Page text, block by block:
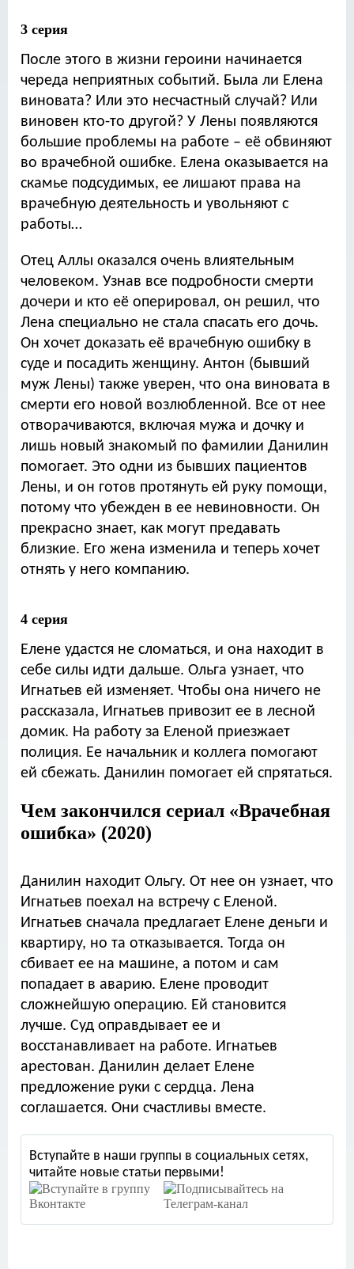
3 серия
После этого в жизни героини начинается
череда неприятных событий. Была ли Елена
виновата? Или это несчастный случай? Или
виновен кто-то другой? У Лены появляются
большие проблемы на работе – её обвиняют
во врачебной ошибке. Елена оказывается на
скамье подсудимых, ее лишают права на
врачебную деятельность и увольняют с
работы…
Отец Аллы оказался очень влиятельным
человеком. Узнав все подробности смерти
дочери и кто её оперировал, он решил, что
Лена специально не стала спасать его дочь.
Он хочет доказать её врачебную ошибку в
суде и посадить женщину. Антон (бывший
муж Лены) также уверен, что она виновата в
смерти его новой возлюбленной. Все от нее
отворачиваются, включая мужа и дочку и
лишь новый знакомый по фамилии Данилин
помогает. Это одни из бывших пациентов
Лены, и он готов протянуть ей руку помощи,
потому что убежден в ее невиновности. Он
прекрасно знает, как могут предавать
близкие. Его жена изменила и теперь хочет
отнять у него компанию.
4 серия
Елене удастся не сломаться, и она находит в
себе силы идти дальше. Ольга узнает, что
Игнатьев ей изменяет. Чтобы она ничего не
рассказала, Игнатьев привозит ее в лесной
домик. На работу за Еленой приезжает
полиция. Ее начальник и коллега помогают
ей сбежать. Данилин помогает ей спрятаться.
Чем закончился сериал «Врачебная
ошибка» (2020)
Данилин находит Ольгу. От нее он узнает, что
Игнатьев поехал на встречу с Еленой.
Игнатьев сначала предлагает Елене деньги и
квартиру, но та отказывается. Тогда он
сбивает ее на машине, а потом и сам
попадает в аварию. Елене проводит
сложнейшую операцию. Ей становится
лучше. Суд оправдывает ее и
восстанавливает на работе. Игнатьев
арестован. Данилин делает Елене
предложение руки с сердца. Лена
соглашается. Они счастливы вместе.
Вступайте в наши группы в социальных сетях,
читайте новые статьи первыми!